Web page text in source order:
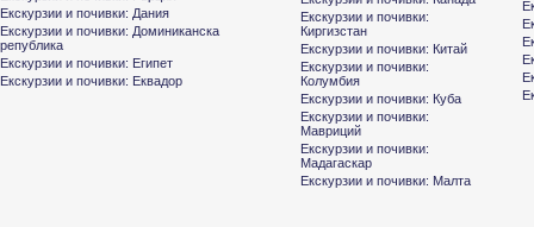
Екскурзии и почивки: Дания
Екскурзии и почивки: Доминиканска
република
Екскурзии и почивки: Египет
Екскурзии и почивки: Еквадор
Екскурзии и почивки:
Киргизстан
Екскурзии и почивки: Китай
Екскурзии и почивки:
Колумбия
Екскурзии и почивки: Куба
Екскурзии и почивки:
Мавриций
Екскурзии и почивки:
Мадагаскар
Екскурзии и почивки: Малта